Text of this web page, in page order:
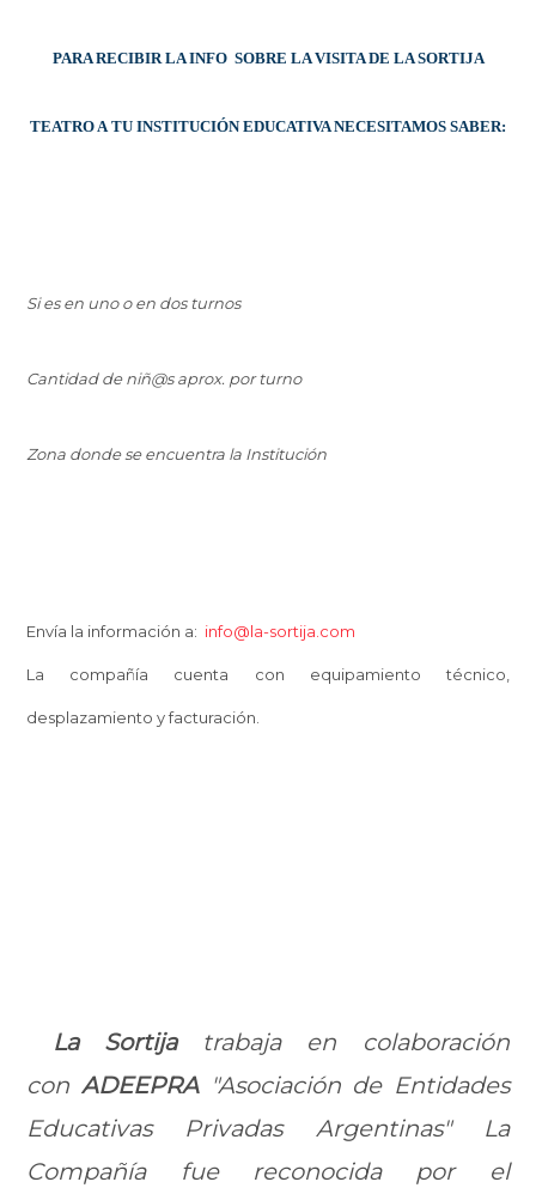
PARA RECIBIR LA INFO SOBRE LA VISITA DE LA SORTIJA
TEATRO A TU INSTITUCIÓN EDUCATIVA NECESITAMOS SABER:
Si es en uno o en dos turnos
Cantidad de niñ@s aprox. por turno
Zona donde se encuentra la Institución
Envía la información a: info@la-sortija.com
La compañía cuenta con equipamiento técnico,
desplazamiento y facturación.
La Sortijatrabaja en colaboración
con ADEEPRA"Asociación de Entidades
Educativas Privadas Argentinas" La
Compañía fue reconocida por el